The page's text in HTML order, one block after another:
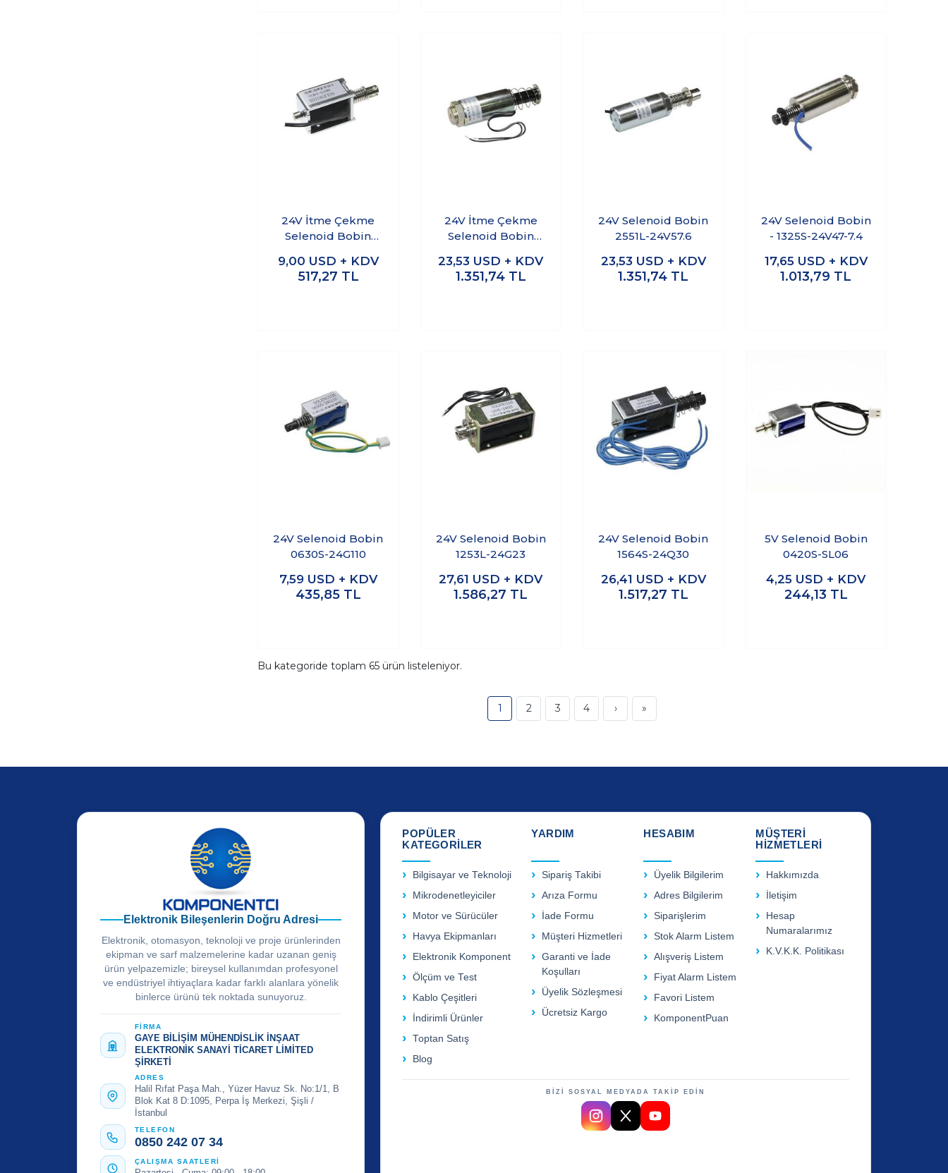
24V İtme Çekme
Selenoid Bobin
9,00 USD + KDV
517,27 TL
24V İtme Çekme
Selenoid Bobin
23,53 USD + KDV
1.351,74 TL
24V Selenoid Bobin
2551L-24V57.6
23,53 USD + KDV
1.351,74 TL
24V Selenoid Bobin
- 1325S-24V47-7.4
17,65 USD + KDV
1.013,79 TL
24V Selenoid Bobin
0630S-24G110
7,59 USD + KDV
435,85 TL
24V Selenoid Bobin
1253L-24G23
27,61 USD + KDV
1.586,27 TL
24V Selenoid Bobin
1564S-24Q30
26,41 USD + KDV
1.517,27 TL
5V Selenoid Bobin
0420S-SL06
4,25 USD + KDV
244,13 TL
Bu kategoride toplam 65 ürün listeleniyor.
1 2 3 4 › »
Elektronik Bileşenlerin Doğru Adresi
Elektronik, otomasyon, teknoloji ve proje ürünlerinden
ekipman ve sarf malzemelerine kadar uzanan geniş
ürün yelpazemizle; bireysel kullanımdan profesyonel
ve endüstriyel ihtiyaçlara kadar farklı alanlara yönelik
binlerce ürünü tek noktada sunuyoruz.
FİRMA
GAYE BİLİŞİM MÜHENDİSLİK İNŞAAT
ELEKTRONİK SANAYİ TİCARET LİMİTED
ŞİRKETİ
ADRES
Halil Rıfat Paşa Mah., Yüzer Havuz Sk. No:1/1, B
Blok Kat 8 D:1095, Perpa İş Merkezi, Şişli /
İstanbul
TELEFON
0850 242 07 34
ÇALIŞMA SAATLERİ
POPÜLER
KATEGORİLER
Bilgisayar ve Teknoloji
Mikrodenetleyiciler
Motor ve Sürücüler
Havya Ekipmanları
Elektronik Komponent
Ölçüm ve Test
Kablo Çeşitleri
İndirimli Ürünler
Toptan Satış
Blog
YARDIM
Sipariş Takibi
Arıza Formu
İade Formu
Müşteri Hizmetleri
Garanti ve İade
Koşulları
Üyelik Sözleşmesi
Ücretsiz Kargo
HESABIM
Üyelik Bilgilerim
Adres Bilgilerim
Siparişlerim
Stok Alarm Listem
Alışveriş Listem
Fiyat Alarm Listem
Favori Listem
KomponentPuan
MÜŞTERİ
HİZMETLERİ
Hakkımızda
İletişim
Hesap
Numaralarımız
K.V.K.K. Politikası
BİZİ SOSYAL MEDYADA TAKİP EDİN